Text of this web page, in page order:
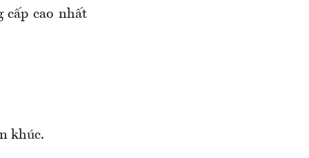
cấp cao nhất
khúc.